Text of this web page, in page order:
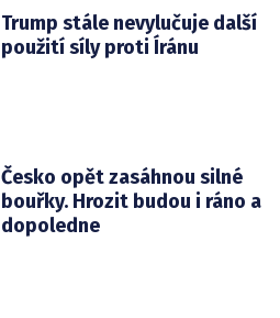
Trump stále nevylučuje další
použití síly proti Íránu
Česko opět zasáhnou silné
bouřky. Hrozit budou i ráno a
dopoledne